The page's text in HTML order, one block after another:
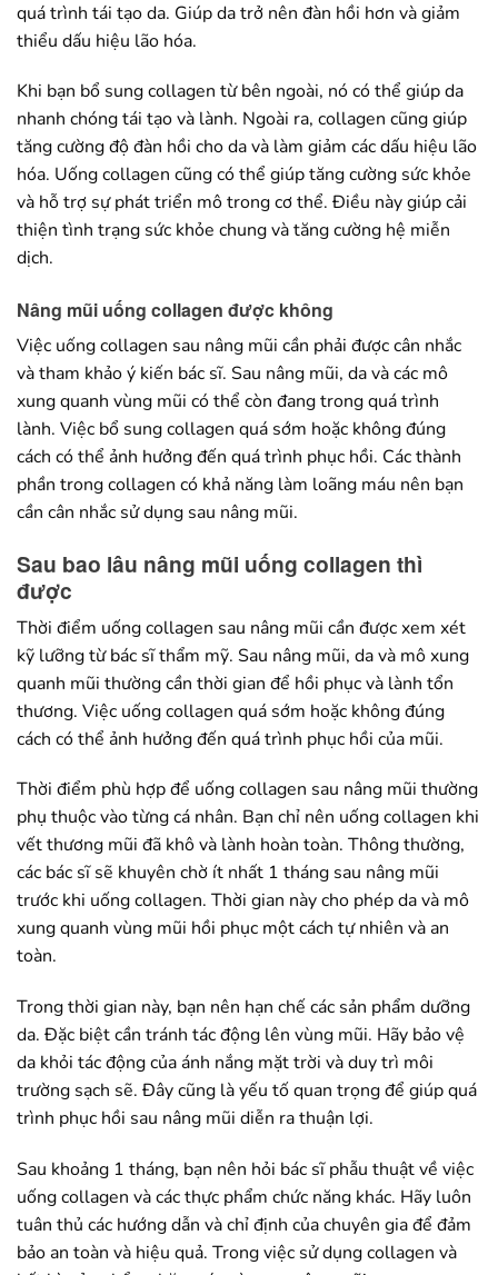
quá trình tái tạo da. Giúp da trở nên đàn hồi hơn và giảm
thiểu dấu hiệu lão hóa.
Khi bạn bổ sung collagen từ bên ngoài, nó có thể giúp da
nhanh chóng tái tạo và lành. Ngoài ra, collagen cũng giúp
tăng cường độ đàn hồi cho da và làm giảm các dấu hiệu lão
hóa. Uống collagen cũng có thể giúp tăng cường sức khỏe
và hỗ trợ sự phát triển mô trong cơ thể. Điều này giúp cải
thiện tình trạng sức khỏe chung và tăng cường hệ miễn
dịch.
Nâng mũi uống collagen được không
Việc uống collagen sau nâng mũi cần phải được cân nhắc
và tham khảo ý kiến bác sĩ. Sau nâng mũi, da và các mô
xung quanh vùng mũi có thể còn đang trong quá trình
lành. Việc bổ sung collagen quá sớm hoặc không đúng
cách có thể ảnh hưởng đến quá trình phục hồi. Các thành
phần trong collagen có khả năng làm loãng máu nên bạn
cần cân nhắc sử dụng sau nâng mũi.
Sau bao lâu nâng mũi uống collagen thì
được
Thời điểm uống collagen sau nâng mũi cần được xem xét
kỹ lưỡng từ bác sĩ thẩm mỹ. Sau nâng mũi, da và mô xung
quanh mũi thường cần thời gian để hồi phục và lành tổn
thương. Việc uống collagen quá sớm hoặc không đúng
cách có thể ảnh hưởng đến quá trình phục hồi của mũi.
Thời điểm phù hợp để uống collagen sau nâng mũi thường
phụ thuộc vào từng cá nhân. Bạn chỉ nên uống collagen khi
vết thương mũi đã khô và lành hoàn toàn. Thông thường,
các bác sĩ sẽ khuyên chờ ít nhất 1 tháng sau nâng mũi
trước khi uống collagen. Thời gian này cho phép da và mô
xung quanh vùng mũi hồi phục một cách tự nhiên và an
toàn.
Trong thời gian này, bạn nên hạn chế các sản phẩm dưỡng
da. Đặc biệt cần tránh tác động lên vùng mũi. Hãy bảo vệ
da khỏi tác động của ánh nắng mặt trời và duy trì môi
trường sạch sẽ. Đây cũng là yếu tố quan trọng để giúp quá
trình phục hồi sau nâng mũi diễn ra thuận lợi.
Sau khoảng 1 tháng, bạn nên hỏi bác sĩ phẫu thuật về việc
uống collagen và các thực phẩm chức năng khác. Hãy luôn
tuân thủ các hướng dẫn và chỉ định của chuyên gia để đảm
bảo an toàn và hiệu quả. Trong việc sử dụng collagen và